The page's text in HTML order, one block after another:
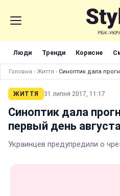
Люди Тренди Корисне
Головна › Життя › Синоптик дала
ЖИТТЯ 31 липня 2017, 11:17
Синоптик дала
первый день
Украинцев предупредили о